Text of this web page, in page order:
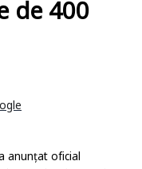
de 400
anunțat oficial